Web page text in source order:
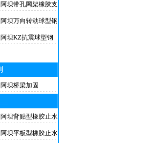
阿坝带孔网架橡胶支
阿坝万向转动球型钢
阿坝KZ抗震球型钢
阿坝桥梁加固
阿坝背贴型橡胶止水
阿坝平板型橡胶止水